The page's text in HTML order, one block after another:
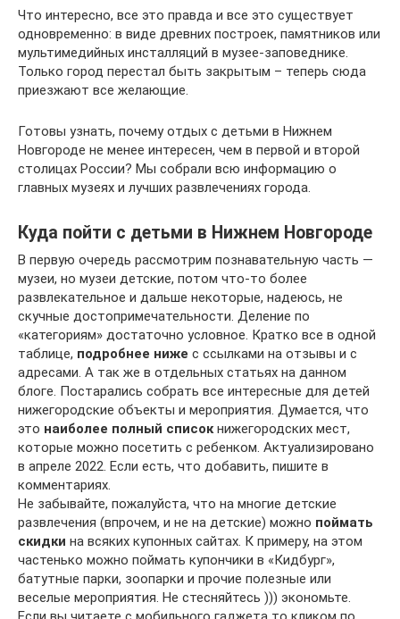
Что интересно, все это правда и все это существует
одновременно: в виде древних построек, памятников или
мультимедийных инсталляций в музее-заповеднике.
Только город перестал быть закрытым – теперь сюда
приезжают все желающие.
Готовы узнать, почему отдых с детьми в Нижнем
Новгороде не менее интересен, чем в первой и второй
столицах России? Мы собрали всю информацию о
главных музеях и лучших развлечениях города.
Куда пойти с детьми в Нижнем Новгороде
В первую очередь рассмотрим познавательную часть —
музеи, но музеи детские, потом что-то более
развлекательное и дальше некоторые, надеюсь, не
скучные достопримечательности. Деление по
«категориям» достаточно условное. Кратко все в одной
таблице, подробнее ниже с ссылками на отзывы и с
адресами. А так же в отдельных статьях на данном
блоге. Постарались собрать все интересные для детей
нижегородские объекты и мероприятия. Думается, что
это наиболее полный списокнижегородских мест,
которые можно посетить с ребенком. Актуализировано
в апреле 2022. Если есть, что добавить, пишите в
комментариях.
Не забывайте, пожалуйста, что на многие детские
развлечения (впрочем, и не на детские) можно поймать
скидки на всяких купонных сайтах. К примеру, на этом
частенько можно поймать купончики в «Кидбург»,
батутные парки, зоопарки и прочие полезные или
веселые мероприятия. Не стесняйтесь ))) экономьте.